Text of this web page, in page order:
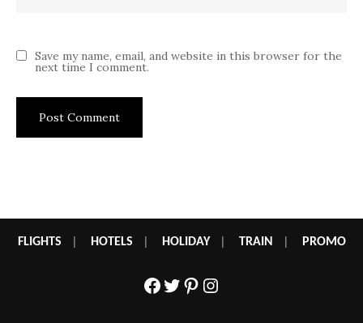
Save my name, email, and website in this browser for the
next time I comment.
FLIGHTS HOTELS HOLIDAY| TRAIN PROMO
Facebook
Twitter
Pinterest
Instagram